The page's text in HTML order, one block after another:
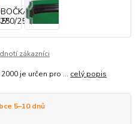
zákazníci
je určen pro ... celý popis
5–10 dnů